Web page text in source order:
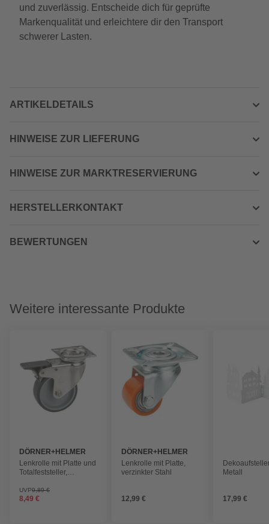
und zuverlässig. Entscheide dich für geprüfte
Markenqualität und erleichtere dir den Transport
schwerer Lasten.
ARTIKELDETAILS
HINWEISE ZUR LIEFERUNG
HINWEISE ZUR MARKTRESERVIERUNG
HERSTELLERKONTAKT
BEWERTUNGEN
Weitere interessante Produkte
DÖRNER+HELMER
Lenkrolle mit Platte und
Totalfeststeller,
Kunststoff (TPE),
silberfarben
UVP9,89 €
8,49 €
DÖRNER+HELMER
Lenkrolle mit Platte,
verzinkter Stahl
12,99 €
Metall
17,99 €